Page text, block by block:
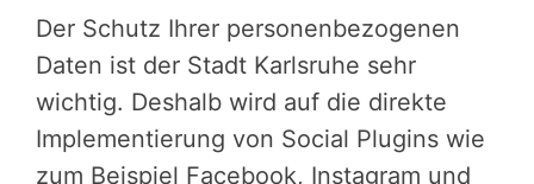
Der Schutz Ihrer personenbezogenen
Daten ist der Stadt Karlsruhe sehr
wichtig. Deshalb wird auf die direkte
Implementierung von Social Plugins wie
zum Beispiel Facebook, Instagram und